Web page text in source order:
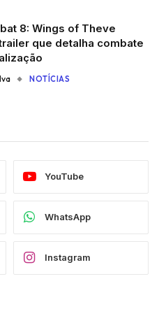
8: Wings of Theve
que detalha combate
NOTÍCIAS
YouTube
WhatsApp
Instagram